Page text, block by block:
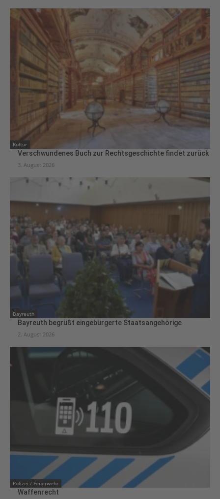
Kultur
Verschwundenes Buch zur Rechtsgeschichte findet zurück
3. August 2026
Bayreuth
Bayreuth begrüßt eingebürgerte Staatsangehörige
2. August 2026
Polizei / Feuerwehr
Waffenrecht